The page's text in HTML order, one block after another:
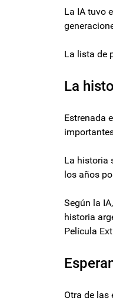
La IA tuvo
La lista de
La
Estrenada
La historia
los años
Según la
historia
Película
Otra de las